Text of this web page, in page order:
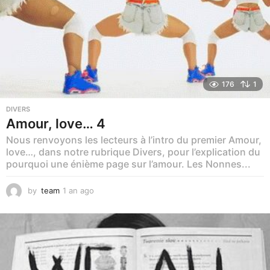
176 1
DIVERS
Amour, love… 4
Nous renvoyons les lecteurs à l’intro du premier Amour,
love…, dans notre rubrique Divers, pour l’explication du
pourquoi une énième page sur l’amour. Les Nonnes...
by team 1 an ago
o
s
a
g